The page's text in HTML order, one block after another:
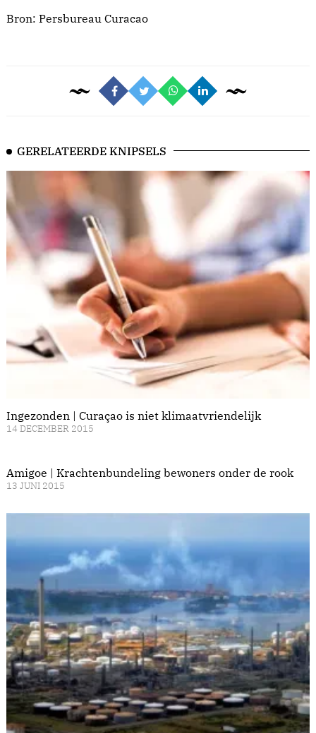
Bron: Persbureau Curacao
GERELATEERDE KNIPSELS
Ingezonden | Curaçao is niet klimaatvriendelijk
14 DECEMBER 2015
Amigoe | Krachtenbundeling bewoners onder de rook
13 JUNI 2015